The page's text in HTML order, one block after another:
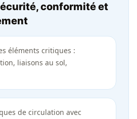
conformité et
éléments critiques :
liaisons au sol,
de circulation avec